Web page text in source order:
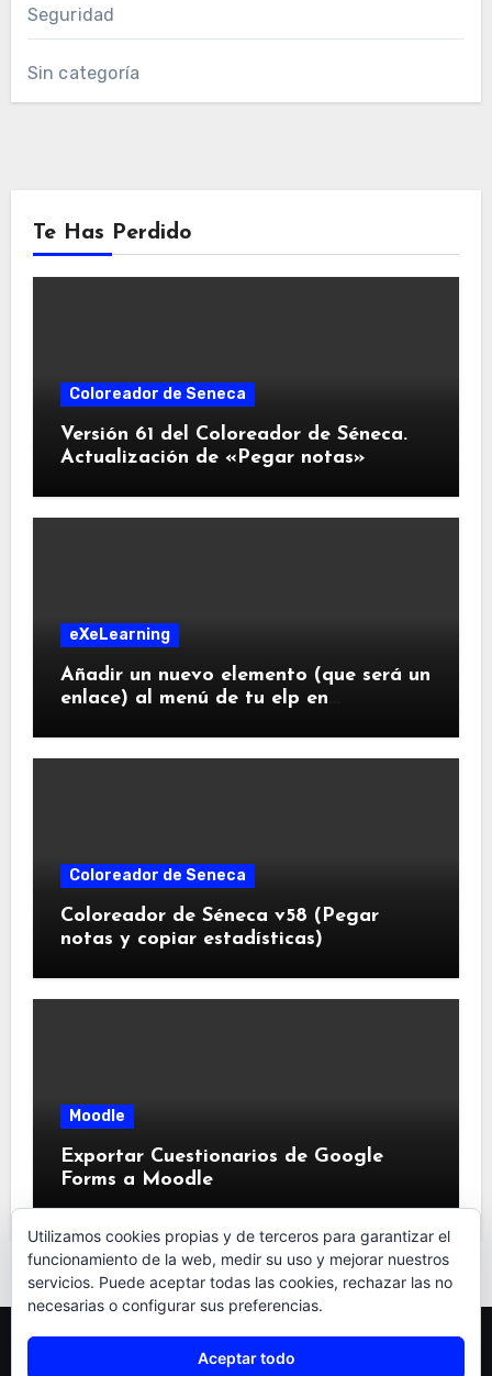
Seguridad
Sin categoría
Te Has Perdido
Coloreador de Seneca
Versión 61 del Coloreador de Séneca.
Actualización de «Pegar notas»
eXeLearning
Añadir un nuevo elemento (que será un
enlace) al menú de tu elp en
Coloreador de Seneca
Coloreador de Séneca v58 (Pegar
notas y copiar estadísticas)
Moodle
Exportar Cuestionarios de Google
Forms a Moodle
TRAS EL ENREDO
Utilizamos cookies propias y de terceros para garantizar el
funcionamiento de la web, medir su uso y mejorar nuestros
servicios. Puede aceptar todas las cookies, rechazar las no
necesarias o configurar sus preferencias.
Aceptar todo